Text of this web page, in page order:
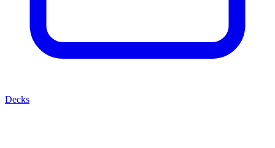
Decks